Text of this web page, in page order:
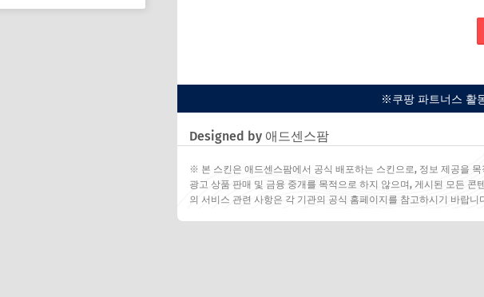
※쿠팡 파트너스 활
Designed by 애드센스팜
※ 본 스킨은 애드센스팜에서 공식 배포하는 스킨으로, 정보 제공을
광고 상품 판매 및 금융 중개를 목적으로 하지 않으며, 게시된 모든 콘
의 서비스 관련 사항은 각 기관의 공식 홈페이지를 참고하시기 바랍니